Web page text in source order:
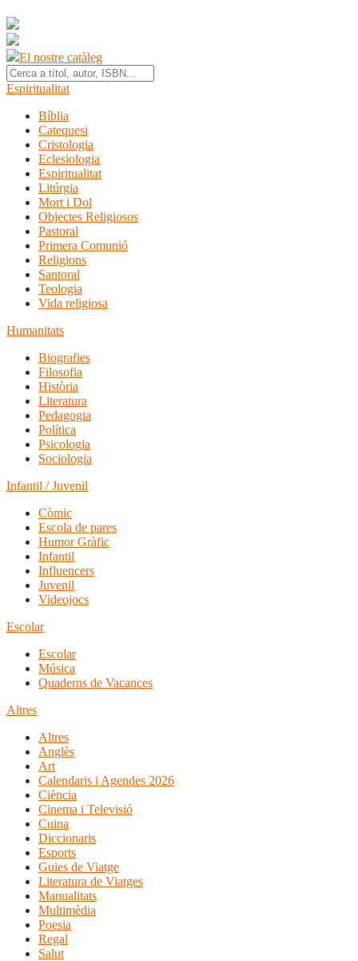
El nostre catàleg
Espiritualitat
Bíblia
Catequesi
Cristologia
Eclesiologia
Espiritualitat
Litúrgia
Mort i Dol
Objectes Religiosos
Pastoral
Primera Comunió
Religions
Santoral
Teologia
Vida religiosa
Humanitats
Biografies
Filosofia
Història
Literatura
Pedagogia
Política
Psicologia
Sociologia
Infantil / Juvenil
Còmic
Escola de pares
Humor Gràfic
Infantil
Influencers
Juvenil
Videojocs
Escolar
Escolar
Música
Quaderns de Vacances
Altres
Altres
Anglès
Art
Calendaris i Agendes 2026
Ciència
Cinema i Televisió
Cuina
Diccionaris
Esports
Guies de Viatge
Literatura de Viatges
Manualitats
Multimèdia
Poesia
Regal
Salut